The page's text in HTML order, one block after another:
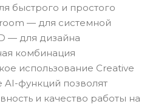
быстрого и простого
— для системной
— для дизайна
комбинация
использование Creative
функций позволят
и качество работы на